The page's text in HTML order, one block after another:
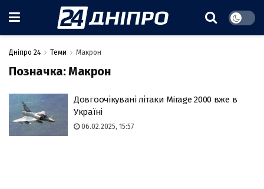
Дніпро 24 Теми Макрон
Позначка:Макрон
Довгоочікувані літаки Mirage 2000 вже в
Україні
06.02.2025, 15:57